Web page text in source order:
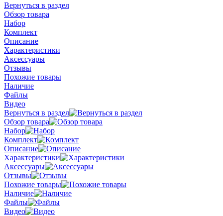
Вернуться в раздел
Обзор товара
Набор
Комплект
Описание
Характеристики
Аксессуары
Отзывы
Похожие товары
Наличие
Файлы
Видео
Вернуться в раздел
Обзор товара
Набор
Комплект
Описание
Характеристики
Аксессуары
Отзывы
Похожие товары
Наличие
Файлы
Видео